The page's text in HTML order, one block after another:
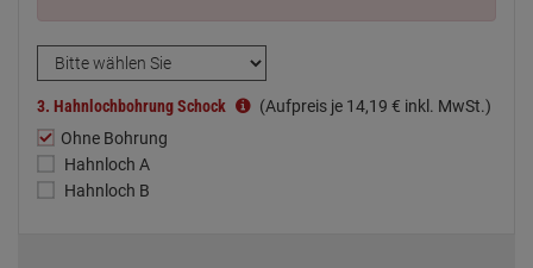
3. Hahnlochbohrung Schock (Aufpreis je 14,19 € inkl. MwSt.)
Ohne Bohrung
Hahnloch A
Hahnloch B